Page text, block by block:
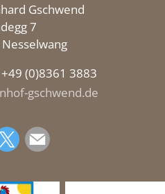
Gschwend
7
(0)8361 3883
f-gschw nd d